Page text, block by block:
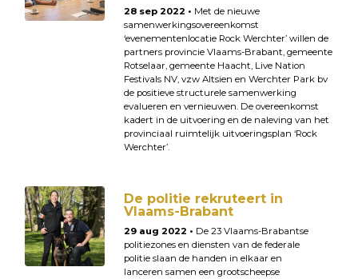
28 sep 2022 • Met de nieuwe
samenwerkingsovereenkomst
‘evenementenlocatie Rock Werchter’ willen de
partners provincie Vlaams-Brabant, gemeente
Rotselaar, gemeente Haacht, Live Nation
Festivals NV, vzw Altsien en Werchter Park bv
de positieve structurele samenwerking
evalueren en vernieuwen. De overeenkomst
kadert in de uitvoering en de naleving van het
provinciaal ruimtelijk uitvoeringsplan ‘Rock
Werchter’.
De politie rekruteert in
Vlaams-Brabant
29 aug 2022 • De 23 Vlaams-Brabantse
politiezones en diensten van de federale
politie slaan de handen in elkaar en
lanceren samen een grootscheepse